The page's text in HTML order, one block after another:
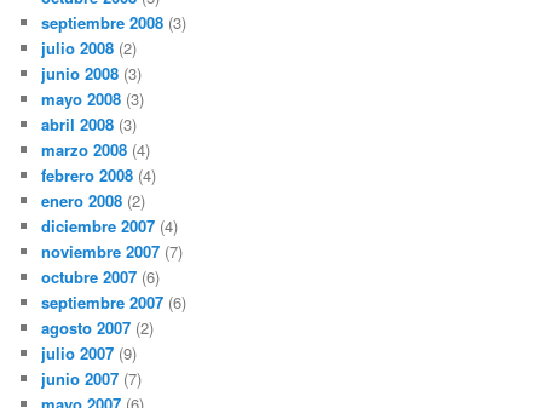
septiembre 2008 (3)
julio 2008 (2)
junio 2008 (3)
mayo 2008 (3)
abril 2008 (3)
marzo 2008 (4)
febrero 2008 (4)
enero 2008 (2)
diciembre 2007 (4)
noviembre 2007 (7)
octubre 2007 (6)
septiembre 2007 (6)
agosto 2007 (2)
julio 2007 (9)
junio 2007 (7)